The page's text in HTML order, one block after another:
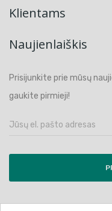
Klientams
Naujienlaiškis
Prisijunkite prie mūsų
gaukite pirmieji!